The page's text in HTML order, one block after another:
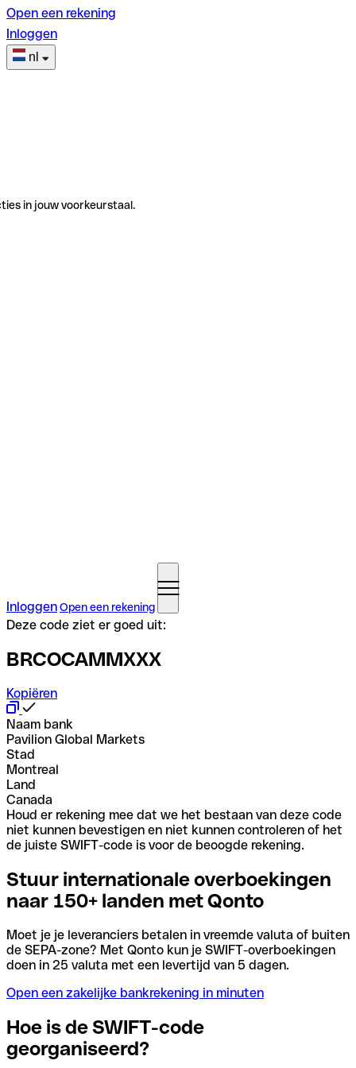
Open een rekening
Inloggen
nl
in jouw voorkeurstaal.
InloggenOpen een rekening
Deze code ziet er goed uit:
BRCOCAMMXXX
Kopiëren
Naam bank
Pavilion Global Markets
Stad
Montreal
Land
Canada
Houd er rekening mee dat we het bestaan van deze code
niet kunnen bevestigen en niet kunnen controleren of het
de juiste SWIFT-code is voor de beoogde rekening.
Stuur internationale overboekingen
naar 150+ landen met Qonto
Moet je je leveranciers betalen in vreemde valuta of buiten
de SEPA-zone? Met Qonto kun je SWIFT-overboekingen
doen in 25 valuta met een levertijd van 5 dagen.
Open een zakelijke bankrekening in minuten
Hoe is de SWIFT-code
georganiseerd?